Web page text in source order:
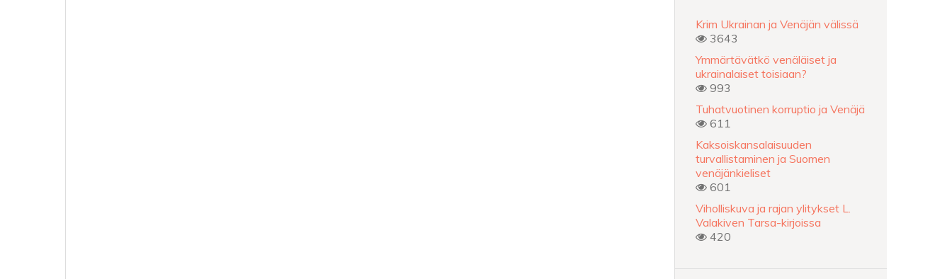
Krim Ukrainan ja Venäjän välissä
3643
Ymmärtävätkö venäläiset ja
ukrainalaiset toisiaan?
993
Tuhatvuotinen korruptio ja Venäjä
611
Kaksoiskansalaisuuden
turvallistaminen ja Suomen
venäjänkieliset
601
Viholliskuva ja rajan ylitykset L.
Valakiven Tarsa-kirjoissa
420